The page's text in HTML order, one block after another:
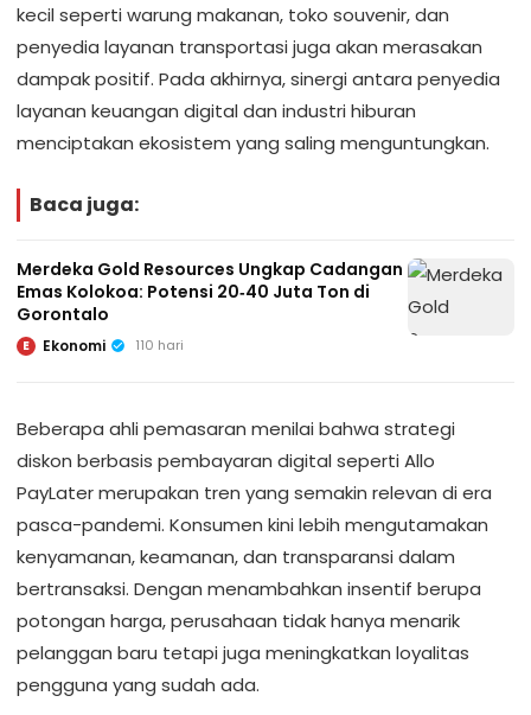
kecil seperti warung makanan, toko souvenir, dan
penyedia layanan transportasi juga akan merasakan
dampak positif. Pada akhirnya, sinergi antara penyedia
layanan keuangan digital dan industri hiburan
menciptakan ekosistem yang saling menguntungkan.
Baca juga:
Merdeka Gold Resources Ungkap Cadangan
Emas Kolokoa: Potensi 20‑40 Juta Ton di
Gorontalo
E Ekonomi 110 hari
Beberapa ahli pemasaran menilai bahwa strategi
diskon berbasis pembayaran digital seperti Allo
PayLater merupakan tren yang semakin relevan di era
pasca-pandemi. Konsumen kini lebih mengutamakan
kenyamanan, keamanan, dan transparansi dalam
bertransaksi. Dengan menambahkan insentif berupa
potongan harga, perusahaan tidak hanya menarik
pelanggan baru tetapi juga meningkatkan loyalitas
pengguna yang sudah ada.